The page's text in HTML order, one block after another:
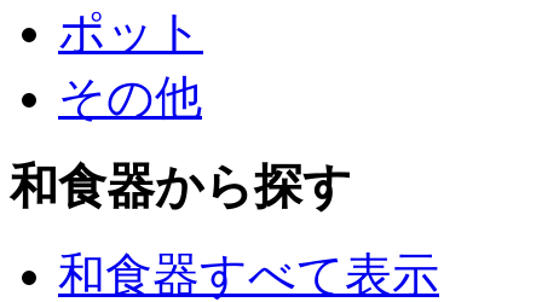
ポット
その他
和食器から探す
和食器すべて表示